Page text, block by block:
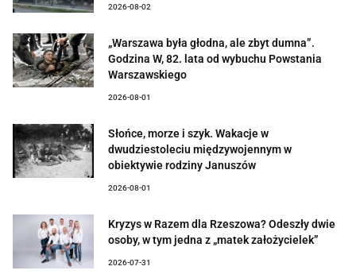
2026-08-02
„Warszawa była głodna, ale zbyt dumna”.
Godzina W, 82. lata od wybuchu Powstania
Warszawskiego
2026-08-01
Słońce, morze i szyk. Wakacje w
dwudziestoleciu międzywojennym w
obiektywie rodziny Januszów
2026-08-01
Kryzys w Razem dla Rzeszowa? Odeszły dwie
osoby, w tym jedna z „matek założycielek”
2026-07-31